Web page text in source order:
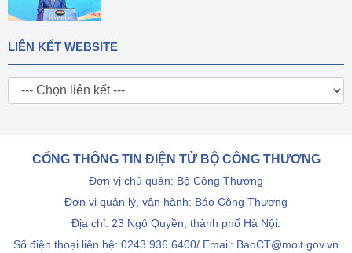
LIÊN KẾT WEBSITE
CỔNG THÔNG TIN ĐIỆN TỬ BỘ CÔNG THƯƠNG
Đơn vị chủ quản: Bộ Công Thương
Đơn vị quản lý, vận hành: Báo Công Thương
Địa chỉ: 23 Ngô Quyền, thành phố Hà Nội.
Số điện thoại liên hệ: 0243.936.6400/ Email: BaoCT@moit.gov.vn